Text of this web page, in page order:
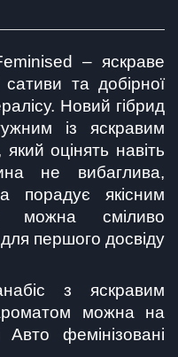
– яскраве
та добірної
Новий гібрид
із яскравим
оцінять навіть
не вибаглива,
порадує якісним
можна сміливо
першого досвіду
з яскравим
можна на
фемінізовані